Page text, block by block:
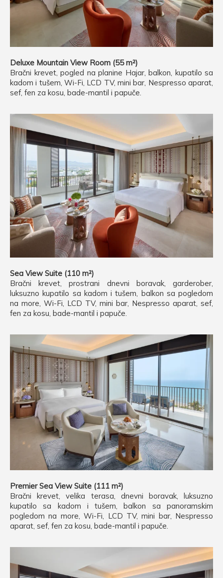
Deluxe Mountain View Room (55 m²)
Bračni krevet, pogled na planine Hajar, balkon, kupatilo sa
kadom i tušem, Wi-Fi, LCD TV, mini bar, Nespresso aparat,
sef, fen za kosu, bade-mantil i papuče.
Sea View Suite (110 m²)
Bračni krevet, prostrani dnevni boravak, garderober,
luksuzno kupatilo sa kadom i tušem, balkon sa pogledom
na more, Wi-Fi, LCD TV, mini bar, Nespresso aparat, sef,
fen za kosu, bade-mantil i papuče.
Premier Sea View Suite (111 m²)
Bračni krevet, velika terasa, dnevni boravak, luksuzno
kupatilo sa kadom i tušem, balkon sa panoramskim
pogledom na more, Wi-Fi, LCD TV, mini bar, Nespresso
aparat, sef, fen za kosu, bade-mantil i papuče.